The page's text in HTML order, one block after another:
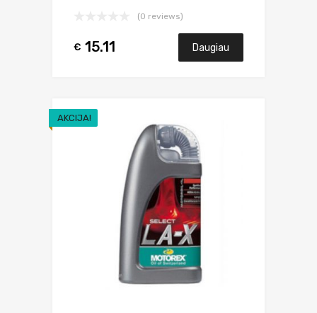
(0 reviews)
€ 15.11 Daugiau
AKCIJA!